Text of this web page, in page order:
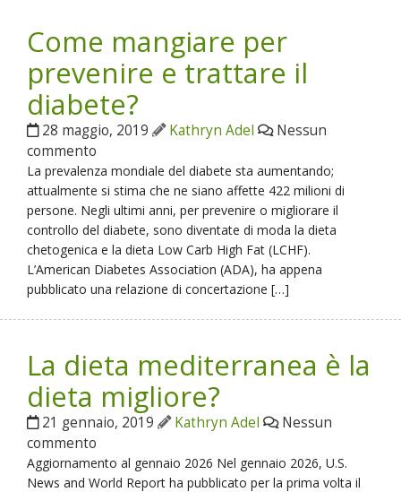
Come mangiare per
prevenire e trattare il
diabete?
28 maggio, 2019 Kathryn Adel
Nessun
commento
La prevalenza mondiale del diabete sta aumentando;
attualmente si stima che ne siano affette 422 milioni di
persone. Negli ultimi anni, per prevenire o migliorare il
controllo del diabete, sono diventate di moda la dieta
chetogenica e la dieta Low Carb High Fat (LCHF).
L’American Diabetes Association (ADA), ha appena
pubblicato una relazione di concertazione […]
La dieta mediterranea è la
dieta migliore?
21 gennaio, 2019 Kathryn Adel
Nessun
commento
Aggiornamento al gennaio 2026 Nel gennaio 2026, U.S.
News and World Report ha pubblicato per la prima volta il